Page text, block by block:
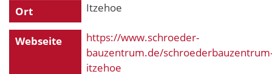
Ort Itzehoe
Webseite
https://www.schroeder-
bauzentrum.de/
itzehoe